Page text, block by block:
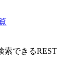
索できるREST